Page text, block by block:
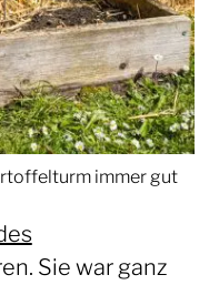
immer gut
Sie war ganz